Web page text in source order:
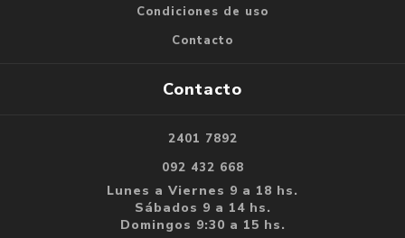
Condiciones de uso
Contacto
Contacto
2401 7892
092 432 668
Lunes a Viernes 9 a 18 hs.
Sábados 9 a 14 hs.
Domingos 9:30 a 15 hs.